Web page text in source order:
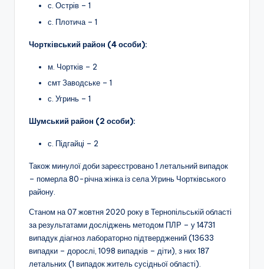
с. Острів – 1
с. Плотича – 1
Чортківський район (4 особи):
м. Чортків – 2
смт Заводське – 1
с. Угринь – 1
Шумський район (2 особи):
с. Підгайці – 2
Також минулої доби зареєстровано 1 летальний випадок
– померла 80-річна жінка із села Угринь Чортківського
району.
Станом на 07 жовтня 2020 року в Тернопільській області
за результатами досліджень методом ПЛР – у 14731
випадук діагноз лабораторно підтверджений (13633
випадки – дорослі, 1098 випадків – діти), з них 187
летальних (1 випадок житель сусідньої області).